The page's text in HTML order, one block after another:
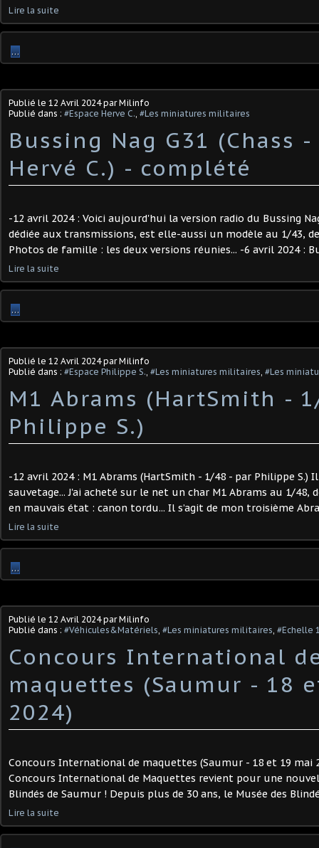
Lire la suite
…
Publié le 12 Avril 2024par Milinfo
Publié dans : #Espace Herve C., #Les miniatures militaires
Bussing Nag G31 (Chass
Hervé C.) ​- complété
-12 avril 2024 : Voici aujourd'hui la version radio du Bussing
dédiée aux transmissions, est elle-aussi un modèle au 1/43,
Photos de famille : les deux versions réunies... -6 avril 2024 :
Lire la suite
…
Publié le 12 Avril 2024par Milinfo
Publié dans : #Espace Philippe S., #Les miniatures militaires, #Les
M1 Abrams (HartSmith -
Philippe S.) ​
-12 avril 2024 : M1 Abrams (HartSmith - 1/48 - par Philippe S.)
sauvetage... J'ai acheté sur le net un char M1 Abrams au 1/48,
en mauvais état : canon tordu... Il s’agit de mon troisième
Lire la suite
…
Publié le 12 Avril 2024par Milinfo
Publié dans : #Véhicules&Matériels, #Les miniatures militaires, #Echelle
Concours International
maquettes (Saumur - 18
2024) ​
Concours International de maquettes (Saumur - 18 et 19 mai
Concours International de Maquettes revient pour une
Blindés de Saumur ! Depuis plus de 30 ans, le Musée des
Lire la suite